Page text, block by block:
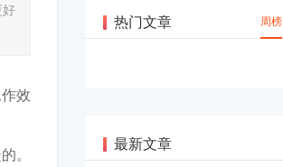
好
效
。
热门文章 周榜
最新文章